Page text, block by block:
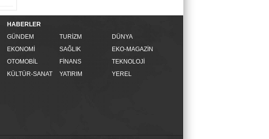
HABERLER
GÜNDEM
TURİZM
DÜNYA
EKONOMİ
SAĞLIK
EKO-MAGAZİN
OTOMOBİL
FİNANS
TEKNOLOJİ
KÜLTÜR-SANAT
YATIRIM YEREL